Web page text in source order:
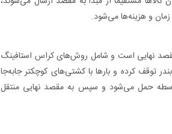
و هزینه‌ها می‌شود.
مقصد نهایی است و شامل روش‌های کراس استافینگ
توقف کرده و بارها با کشتی‌های کوچکتر جابه‌جا
حمل می‌شود و سپس به مقصد نهایی منتقل